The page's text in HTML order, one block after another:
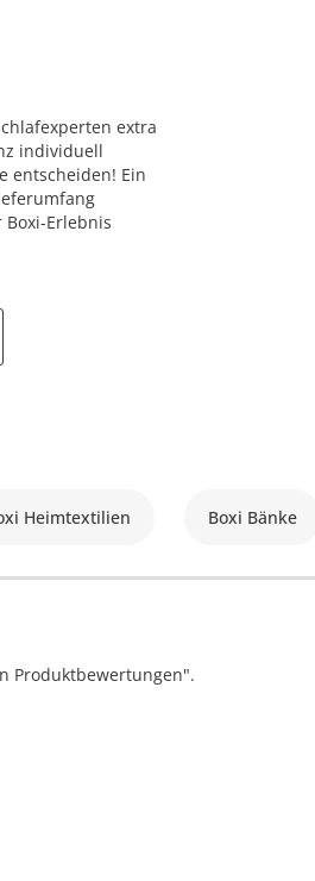
extra
individuell
entscheiden! Ein
Erlebnis
Heimtextilien Boxi Bänke
Produktbewertungen".